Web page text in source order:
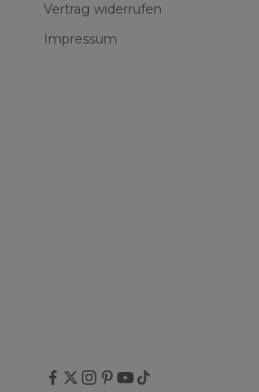
Vertrag widerrufen
Impressum